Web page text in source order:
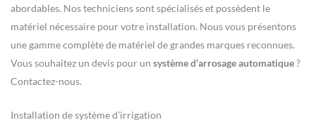
abordables. Nos techniciens sont spécialisés et possèdent le
matériel nécessaire pour votre installation. Nous vous présentons
une gamme complète de matériel de grandes marques reconnues.
Vous souhaitez un devis pour un système d’arrosage automatique?
Contactez-nous.
Installation de système d’irrigation